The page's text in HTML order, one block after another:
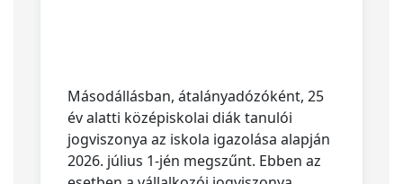
Másodállásban, átalányadózóként, 25
év alatti középiskolai diák tanulói
jogviszonya az iskola igazolása alapján
2026. július 1-jén megszűnt. Ebben az